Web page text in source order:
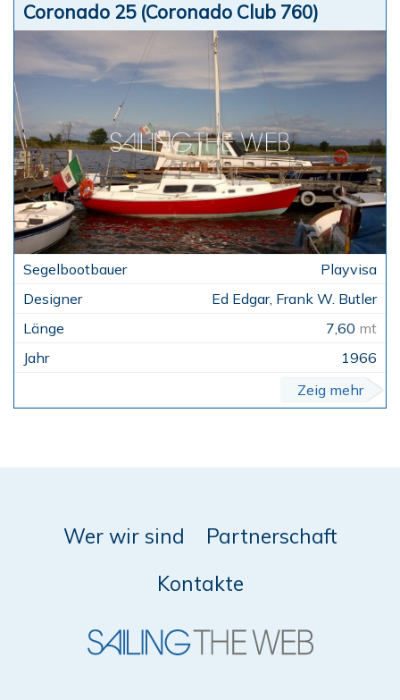
Coronado 25 (Coronado Club 760)
Playvisa
Ed Edgar, Frank W. Butler
7,60 mt
1966
Zeig mehr
Wer wir sind
Partnerschaft
Kontakte